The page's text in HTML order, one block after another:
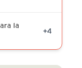
la
+4